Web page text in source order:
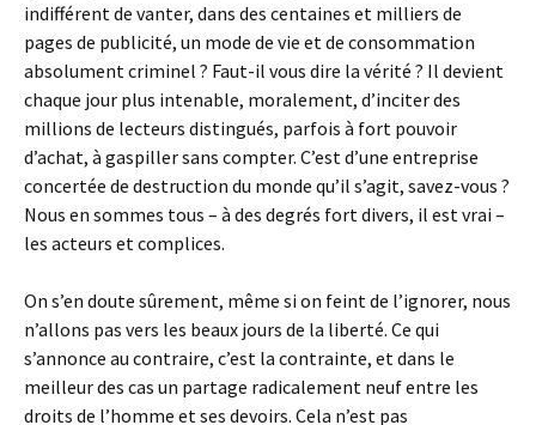
indifférent de vanter, dans des centaines et milliers de
pages de publicité, un mode de vie et de consommation
absolument criminel ? Faut-il vous dire la vérité ? Il devient
chaque jour plus intenable, moralement, d’inciter des
millions de lecteurs distingués, parfois à fort pouvoir
d’achat, à gaspiller sans compter. C’est d’une entreprise
concertée de destruction du monde qu’il s’agit, savez-vous ?
Nous en sommes tous – à des degrés fort divers, il est vrai –
les acteurs et complices.
On s’en doute sûrement, même si on feint de l’ignorer, nous
n’allons pas vers les beaux jours de la liberté. Ce qui
s’annonce au contraire, c’est la contrainte, et dans le
meilleur des cas un partage radicalement neuf entre les
droits de l’homme et ses devoirs. Cela n’est pas